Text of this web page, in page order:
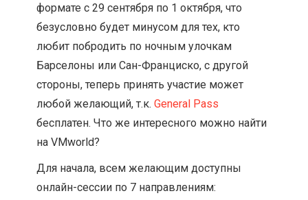
формате с 29 сентября по 1 октября, что
безусловно будет минусом для тех, кто
любит побродить по ночным улочкам
Барселоны или Сан-Франциско, с другой
стороны, теперь принять участие может
любой желающий, т.к.General Pass
бесплатен. Что же интересного можно найти
на VMworld?
Для начала, всем желающим доступны
онлайн-сессии по 7 направлениям: